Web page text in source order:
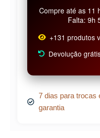
Compre até as 11
Falta: 9h
+131 produtos
Devolução
7 dias para trocas
garantia